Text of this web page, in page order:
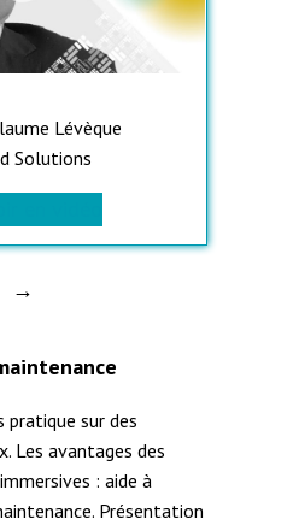
Lévèque
Solutions
→
pratique sur des
Les avantages des
: aide à
Présentation